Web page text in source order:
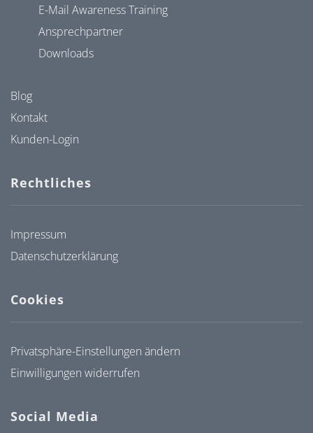
E-Mail Awareness Training
Ansprechpartner
Downloads
Blog
Kontakt
Kunden-Login
Rechtliches
Impressum
Datenschutzerklärung
Cookies
Privatsphäre-Einstellungen ändern
Einwilligungen widerrufen
Social Media